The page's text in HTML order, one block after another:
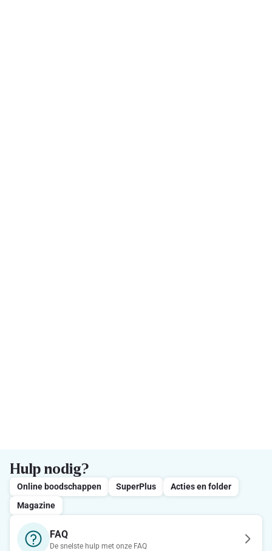
Hulp nodig?
Online boodschappen SuperPlus
Acties en folder
Magazine
FAQ
De snelste hulp met onze FAQ